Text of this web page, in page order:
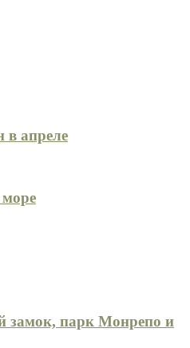
в апреле
море
замок, парк Монрепо и